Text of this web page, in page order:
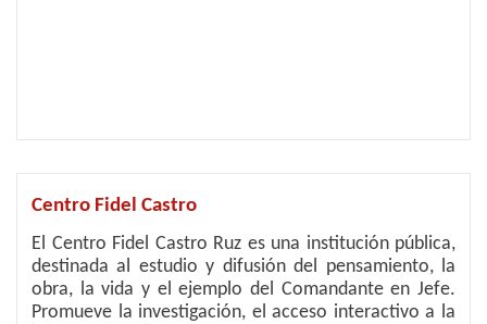
Centro Fidel Castro
El Centro Fidel Castro Ruz es una institución pública,
destinada al estudio y difusión del pensamiento, la
obra, la vida y el ejemplo del Comandante en Jefe.
Promueve la investigación, el acceso interactivo a la